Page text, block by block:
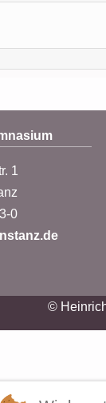
1
0
©